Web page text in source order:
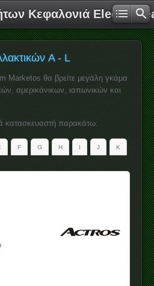
Κεφαλονιά Electro
A - L
Marketos θα βρείτε μεγάλη γκάμα
αμερικάνικων, ιαπωνικών και
κατασκευαστή παρακάτω:
F G H I J K